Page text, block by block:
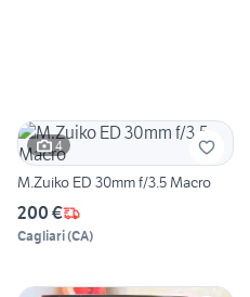
4
M.Zuiko ED 30mm f/3.5 Macro
200 €
Cagliari(CA)